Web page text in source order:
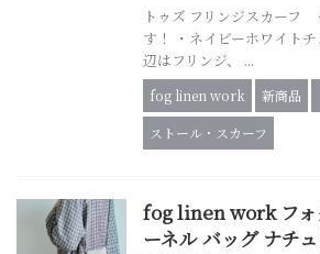
トゥズ フリンジスカーフ
す！ ・ネイビーホワイト
辺はフリンジ、 ...
fog linen work 新商品
ストール・スカーフ
fog linen work フォ
ーネル バッグ ナチ